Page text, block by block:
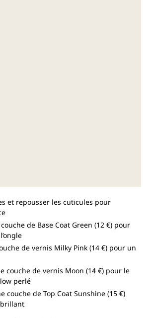
et repousser les cuticules pour
de Base Coat Green (12 €) pour
de vernis Milky Pink (14 €) pour un
couche de vernis Moon (14 €) pour le
perlé
couche de Top Coat Sunshine (15 €)